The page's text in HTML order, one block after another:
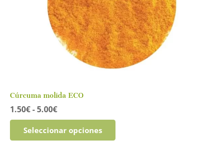
Cúrcuma molida ECO
1.50€ - 5.00€Rango
de
precios:
desde
Seleccionar opciones